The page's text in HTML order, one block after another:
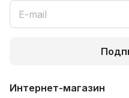
Интернет-магазин